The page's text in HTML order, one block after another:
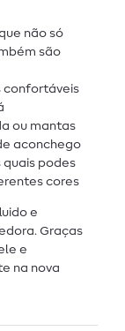
não só
são
confortáveis
ou mantas
aconchego
quais podes
cores
e
Graças
e
na nova